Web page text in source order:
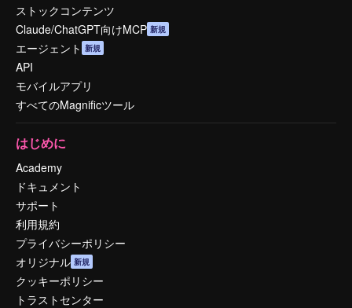
ストックコンテンツ
Claude/ChatGPT向けMCP 新規
エージェント 新規
API
モバイルアプリ
すべてのMagnificツール
はじめに
Academy
ドキュメント
サポート
利用規約
プライバシーポリシー
オリジナル 新規
クッキーポリシー
トラストセンター